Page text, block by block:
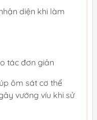
diện khi làm
tác đơn giản
ôm sát cơ thể
vướng víu khi sử